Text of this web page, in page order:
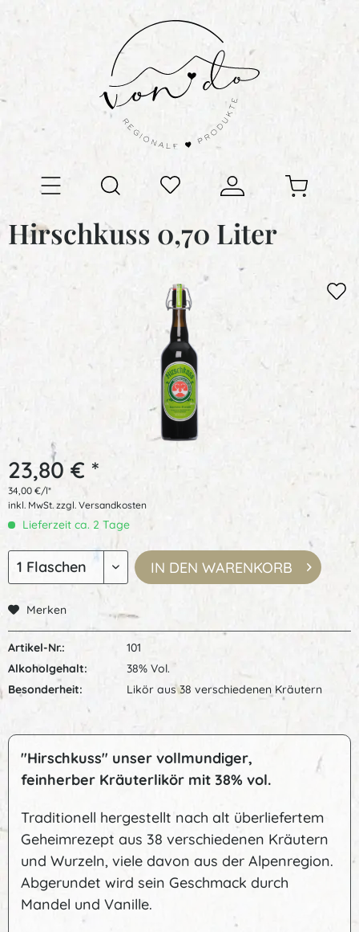
Hirschkuss 0,70 Liter
23,80 € *
34,00 €/l*
inkl. MwSt. zzgl. Versandkosten
Lieferzeit ca. 2 Tage
IN DEN WARENKORB
Merken
Artikel-Nr.:
101
Alkoholgehalt:
38% Vol.
Besonderheit:
Likör aus 38 verschiedenen Kräutern
"Hirschkuss" unser vollmundiger,
feinherber Kräuterlikör mit 38% vol.
Traditionell hergestellt nach alt überliefertem
Geheimrezept aus 38 verschiedenen Kräutern
und Wurzeln, viele davon aus der Alpenregion.
Abgerundet wird sein Geschmack durch
Mandel und Vanille.